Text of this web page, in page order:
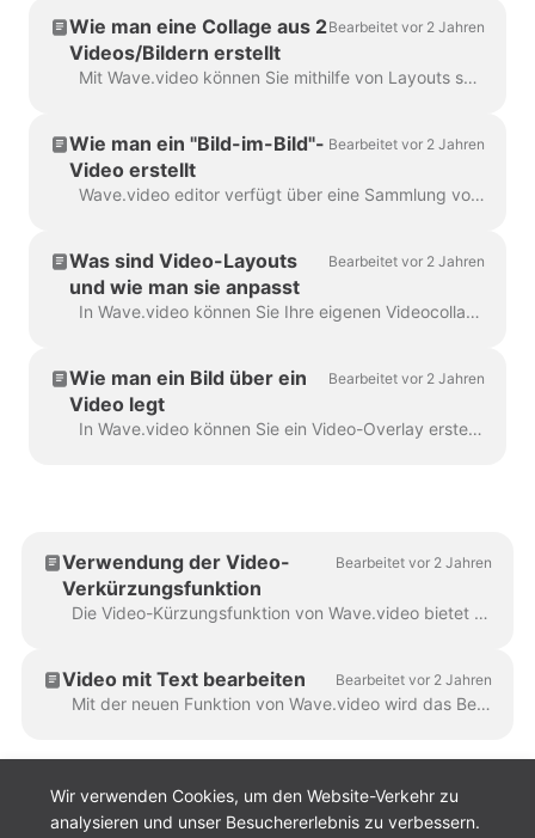
Wir verwenden Cookies, um den Website-Verkehr zu
analysieren und unser Besuchererlebnis zu verbessern.
Wie man eine Collage aus 2
Videos/Bildern erstellt
Bearbeitet vor 2 Jahren
Mit Wave.video können Sie mithilfe von Layouts schöne Collagen aus Videos und Bildern erstellen. Layouts bestehen aus einer Sammlung von verschiedenen Rastern und Masken, die...
Wie man ein "Bild-im-Bild"-
Video erstellt
Bearbeitet vor 2 Jahren
Wave.video editor verfügt über eine Sammlung von Layouts, mit denen Sie mehrere Videoclips oder Bilder kombinieren können. Wenn Sie ein "Bild-im-Bild"-Video erstellen wollen...
Was sind Video-Layouts
und wie man sie anpasst
Bearbeitet vor 2 Jahren
In Wave.video können Sie Ihre eigenen Videocollagen mit einer praktischen Funktion erstellen - den Videolayouts. Ein Video-Layout ist eine Möglichkeit, Ihre visuellen Eleme...
Wie man ein Bild über ein
Video legt
Bearbeitet vor 2 Jahren
In Wave.video können Sie ein Video-Overlay erstellen. Hier ist die Anleitung dazu. Ein Video-Overlay ist ein Bild oder ein Video, das Sie in Ihr Video einfügen können (oder besser...
Verwendung der Video-
Verkürzungsfunktion
Bearbeitet vor 2 Jahren
Die Video-Kürzungsfunktion von Wave.video bietet zwei vielseitige Möglichkeiten: das gesamte Video in eine kürzere Version zu kürzen oder mehrere Videos zu erstellen...
Video mit Text bearbeiten Bearbeitet vor 2 Jahren
Mit der neuen Funktion von Wave.video wird das Bearbeiten von Videos jetzt noch einfacher: Video mit Text bearbeiten. In dieser Anleitung erfahren Sie, wie Sie diese Funktion zum Streamen...